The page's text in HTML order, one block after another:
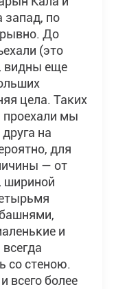
запад, по
До
(это
видны еще
цела. Таких
проехали мы
на
для
— от
шириной
и
со стеною.
всего более